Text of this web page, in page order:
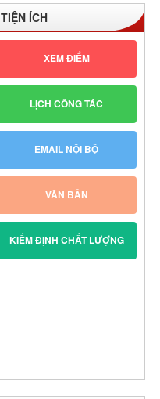
TIỆN ÍCH
XEM ĐIỂM
LỊCH CÔNG TÁC
EMAIL NỘI BỘ
VĂN BẢN
KIỂM ĐỊNH CHẤT LƯỢNG